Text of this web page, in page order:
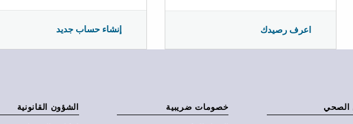
إنشاء حساب جديد اعرف رصيدك
الصحي خصومات ضريبية الشؤون القانونية